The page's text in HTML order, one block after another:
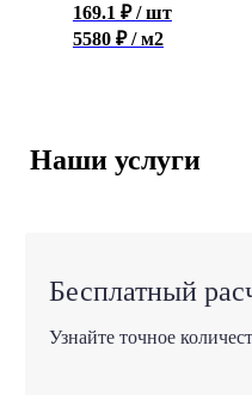
169.1 ₽ / шт
5580 ₽ / м2
Наши услуги
Бесплатный
Узнайте точное